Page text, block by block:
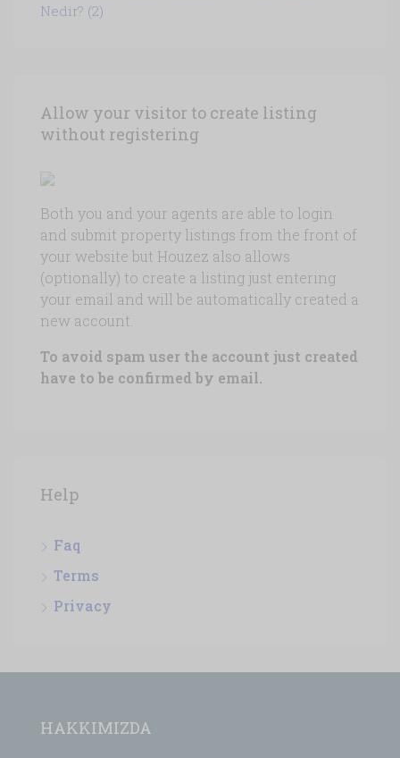
Nedir? (2)
Allow your visitor to create listing
without registering
Both you and your agents are able to login
and submit property listings from the front of
your website but Houzez also allows
(optionally) to create a listing just entering
your email and will be automatically created a
new account.
To avoid spam user the account just created
have to be confirmed by email.
Help
Faq
Terms
Privacy
HAKKIMIZDA